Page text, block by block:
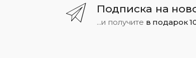
Подписка на
...и получите в подарок